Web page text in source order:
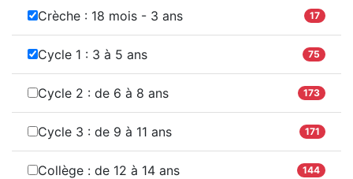
Crèche : 18 mois - 3 ans 17
Cycle 1 : 3 à 5 ans 75
Cycle 2 : de 6 à 8 ans 173
Cycle 3 : de 9 à 11 ans 171
Collège : de 12 à 14 ans 144